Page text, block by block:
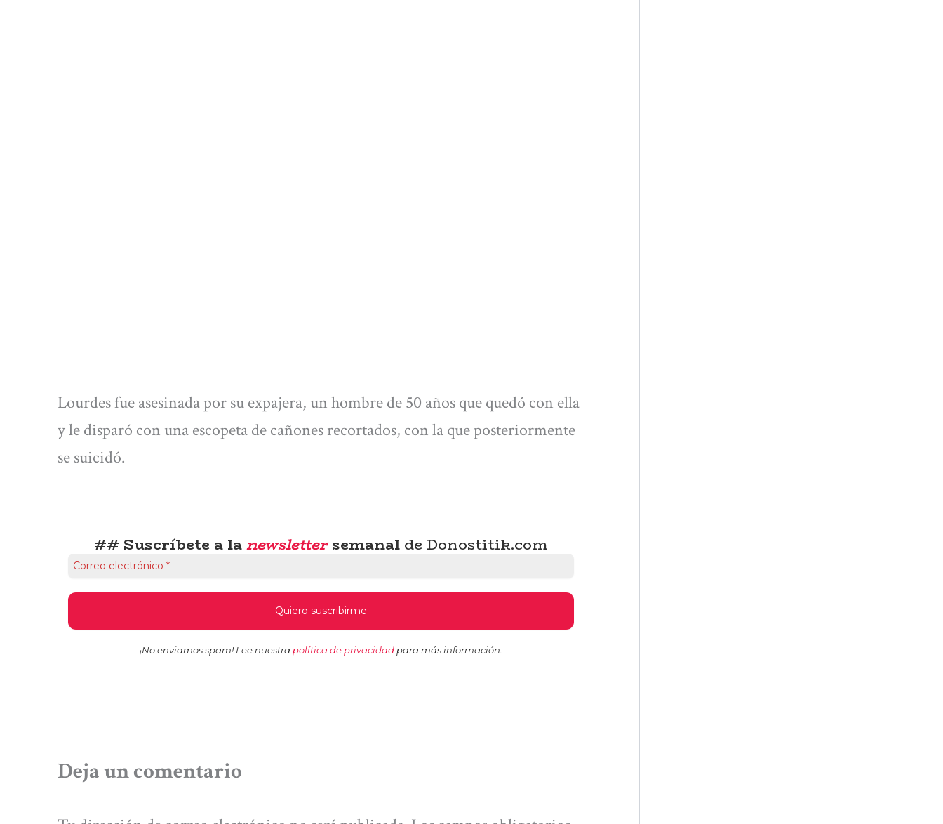
Lourdes fue asesinada por su expajera, un hombre de 50 años que quedó con ella
y le disparó con una escopeta de cañones recortados, con la que posteriormente
se suicidó.
## Suscríbete a lanewslettersemanal de Donostitik.com
¡No enviamos spam! Lee nuestra política de privacidad para más información.
Deja un comentario